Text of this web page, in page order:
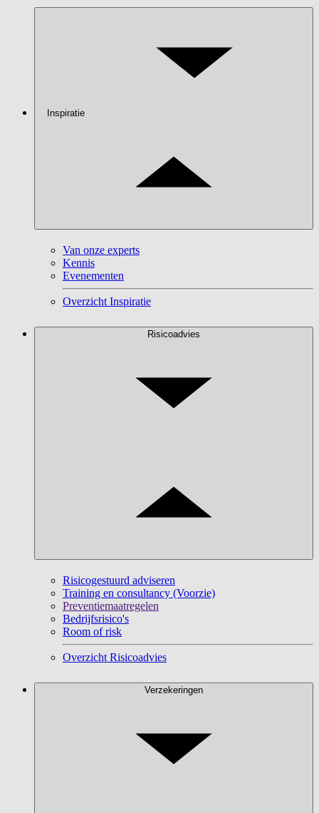
Inspiratie
Van onze experts
Kennis
Evenementen
Overzicht Inspiratie
Risicoadvies
Risicogestuurd adviseren
Training en consultancy (Voorzie)
Preventiemaatregelen
Bedrijfsrisico's
Room of risk
Overzicht Risicoadvies
Verzekeringen